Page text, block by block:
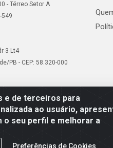
e de terceiros para
ao usuário,
o seu perfil e melhorar a
Preferências de Cookies
- Térreo Setor A
549
3 Lt4
PB - CEP: 58.320-000
- Rua Francisco Sousa dos